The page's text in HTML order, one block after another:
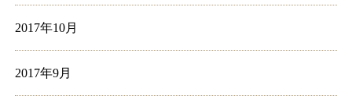
2017年10月
2017年9月